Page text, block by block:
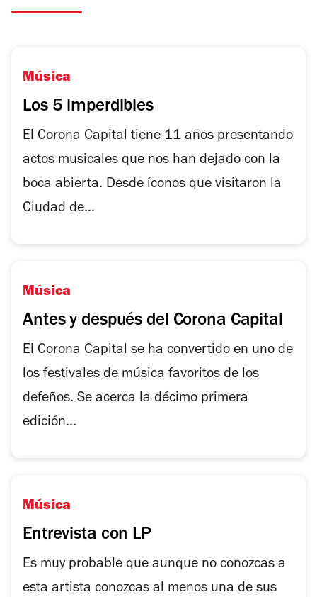
Música
Los 5 imperdibles
El Corona Capital tiene 11 años presentando
actos musicales que nos han dejado con la
boca abierta. Desde íconos que visitaron la
Ciudad de...
Música
Antes y después del Corona Capital
El Corona Capital se ha convertido en uno de
los festivales de música favoritos de los
defeños. Se acerca la décimo primera
edición...
Música
Entrevista con LP
Es muy probable que aunque no conozcas a
esta artista conozcas al menos una de sus